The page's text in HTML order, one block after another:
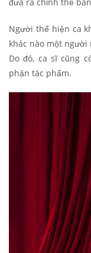
Người thể hiện ca
khác nào một người
Do đó, ca sĩ cũng
phận tác phẩm.